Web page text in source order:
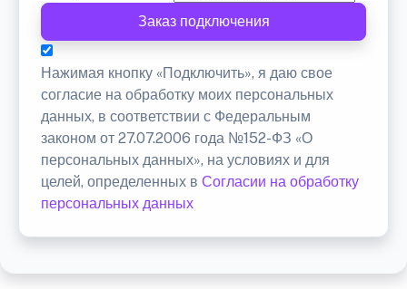
Заказ подключения
Нажимая кнопку «Подключить», я даю свое
согласие на обработку моих персональных
данных, в соответствии с Федеральным
законом от 27.07.2006 года №152-ФЗ «О
персональных данных», на условиях и для
целей, определенных в Согласии на обработку
персональных данных